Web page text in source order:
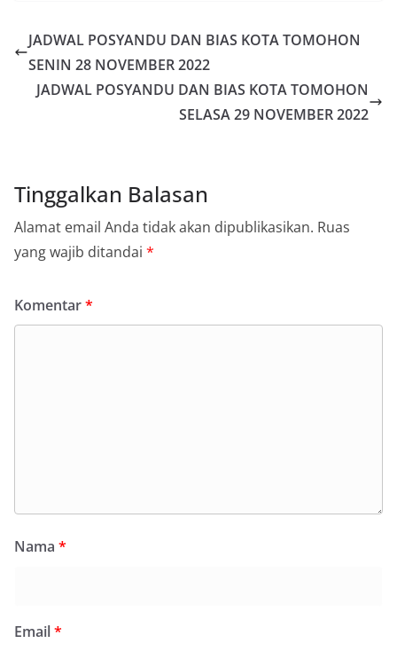
JADWAL POSYANDU DAN BIAS KOTA TOMOHON
SENIN 28 NOVEMBER 2022
JADWAL POSYANDU DAN BIAS KOTA TOMOHON
SELASA 29 NOVEMBER 2022
Tinggalkan Balasan
Alamat email Anda tidak akan dipublikasikan. Ruas
yang wajib ditandai *
Komentar*
Nama *
Email*